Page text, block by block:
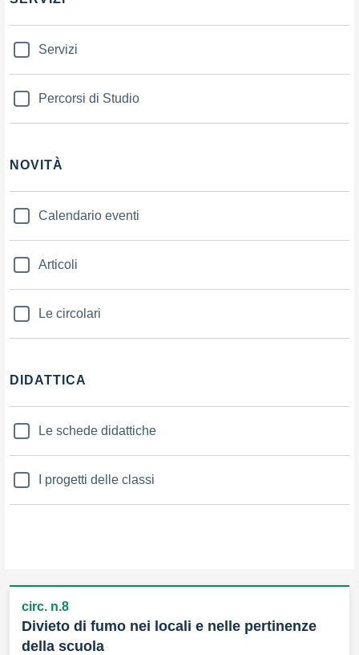
Servizi
Percorsi di Studio
NOVITÀ
Calendario eventi
Articoli
Le circolari
DIDATTICA
Le schede didattiche
I progetti delle classi
circ. n.8
Divieto di fumo nei locali e nelle pertinenze
della scuola